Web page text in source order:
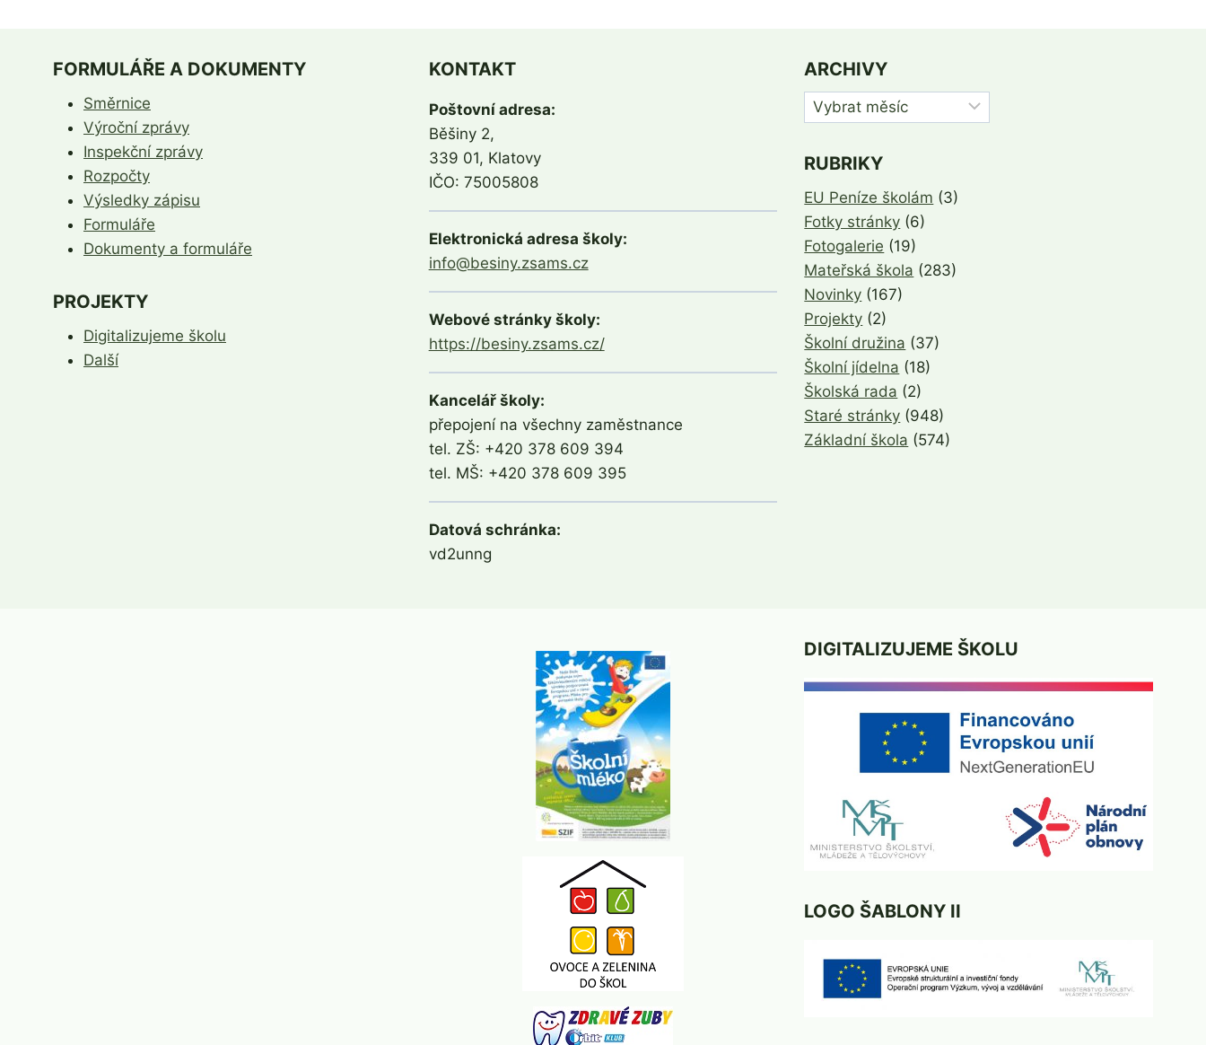
FORMULÁŘE A DOKUMENTY
Směrnice
Výroční zprávy
Inspekční zprávy
Rozpočty
Výsledky zápisu
Formuláře
Dokumenty a formuláře
PROJEKTY
Digitalizujeme školu
Další
KONTAKT
Poštovní adresa:
Běšiny 2,
339 01, Klatovy
IČO: 75005808
Elektronická adresa školy:
info@besiny.zsams.cz
Webové stránky školy:
https://besiny.zsams.cz/
Kancelář školy:
přepojení na všechny zaměstnance
tel. ZŠ: +420 378 609 394
tel. MŠ: +420 378 609 395
Datová schránka:
vd2unng
ARCHIVY
Archivy
RUBRIKY
EU Peníze školám (3)
Fotky stránky (6)
Fotogalerie (19)
Mateřská škola (283)
Novinky (167)
Projekty (2)
Školní družina (37)
Školní jídelna (18)
Školská rada (2)
Staré stránky (948)
Základní škola (574)
DIGITALIZUJEME ŠKOLU
LOGO ŠABLONY II